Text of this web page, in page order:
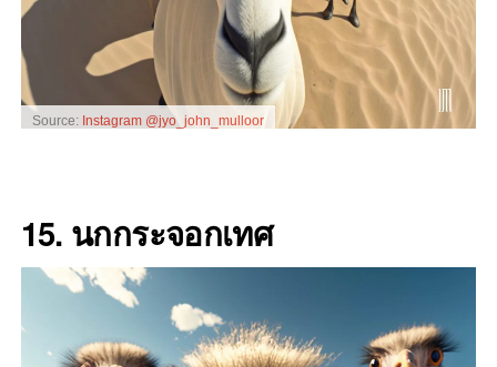
Source: Instagram @jyo_john_mulloor
15. นกกระจอกเทศ